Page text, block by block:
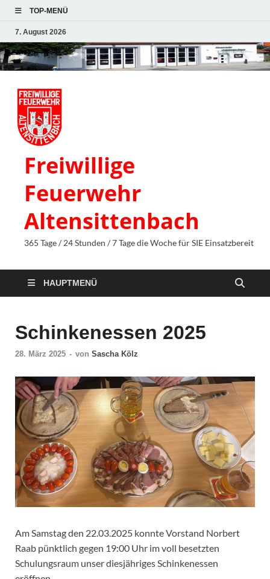
TOP-MENÜ
7. August 2026
Freiwillige
Feuerwehr
Altensittenbach
365 Tage / 24 Stunden / 7 Tage die Woche für SIE Einsatzbereit
HAUPTMENÜ
Schinkenessen 2025
28. März 2025 - von Sascha Kölz
Am Samstag den 22.03.2025 konnte Vorstand Norbert
Raab pünktlich gegen 19:00 Uhr im voll besetzten
Schulungsraum unser diesjähriges Schinkenessen